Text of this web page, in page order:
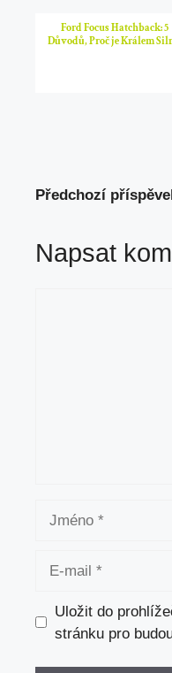
Ford Focus Hatchback: 5
Důvodů, Proč je Králem
Předchozí
Napsat
Jméno
Uložit do
stránku pro